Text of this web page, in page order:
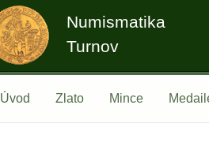
Numismatika
Turnov
Úvod Zlato Mince